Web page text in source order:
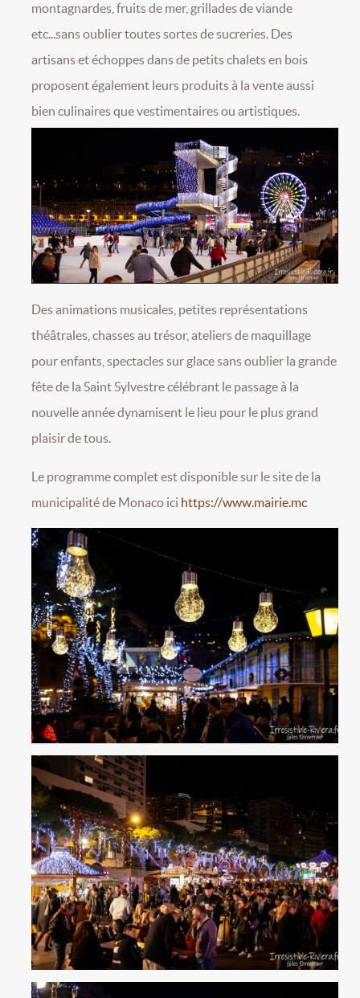
montagnardes, fruits de mer, grillades de viande
etc...sans oublier toutes sortes de sucreries. Des
artisans et échoppes dans de petits chalets en bois
proposent également leurs produits à la vente aussi
bien culinaires que vestimentaires ou artistiques.
Des animations musicales, petites représentations
théâtrales, chasses au trésor, ateliers de maquillage
pour enfants, spectacles sur glace sans oublier la grande
fête de la Saint Sylvestre célébrant le passage à la
nouvelle année dynamisent le lieu pour le plus grand
plaisir de tous.
Le programme complet est disponible sur le site de la
municipalité de Monaco ici https://www.mairie.mc